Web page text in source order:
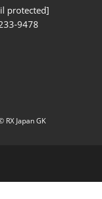
protected]
9478
RX Japan GK